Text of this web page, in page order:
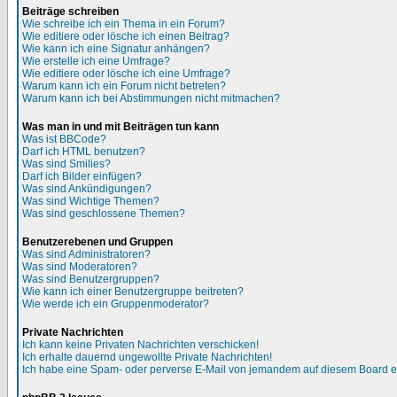
Beiträge schreiben
Wie schreibe ich ein Thema in ein Forum?
Wie editiere oder lösche ich einen Beitrag?
Wie kann ich eine Signatur anhängen?
Wie erstelle ich eine Umfrage?
Wie editiere oder lösche ich eine Umfrage?
Warum kann ich ein Forum nicht betreten?
Warum kann ich bei Abstimmungen nicht mitmachen?
Was man in und mit Beiträgen tun kann
Was ist BBCode?
Darf ich HTML benutzen?
Was sind Smilies?
Darf ich Bilder einfügen?
Was sind Ankündigungen?
Was sind Wichtige Themen?
Was sind geschlossene Themen?
Benutzerebenen und Gruppen
Was sind Administratoren?
Was sind Moderatoren?
Was sind Benutzergruppen?
Wie kann ich einer Benutzergruppe beitreten?
Wie werde ich ein Gruppenmoderator?
Private Nachrichten
Ich kann keine Privaten Nachrichten verschicken!
Ich erhalte dauernd ungewollte Private Nachrichten!
Ich habe eine Spam- oder perverse E-Mail von jemandem auf diesem Board